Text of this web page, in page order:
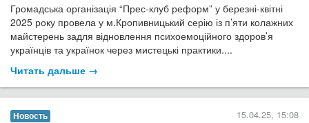
Громадська організація “Прес-клуб реформ” у березні-квітні
2025 року провела у м.Кропивницький серію із п’яти колажних
майстерень задля відновлення психоемоційного здоров’я
українців та українок через мистецькі практики....
Читать дальше →
Новость 15.04.25, 15:08